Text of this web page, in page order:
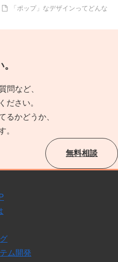
「ポップ」なデザインってどんな
問など、
ださい。
るかどうか、
。
無料相談
ム開発